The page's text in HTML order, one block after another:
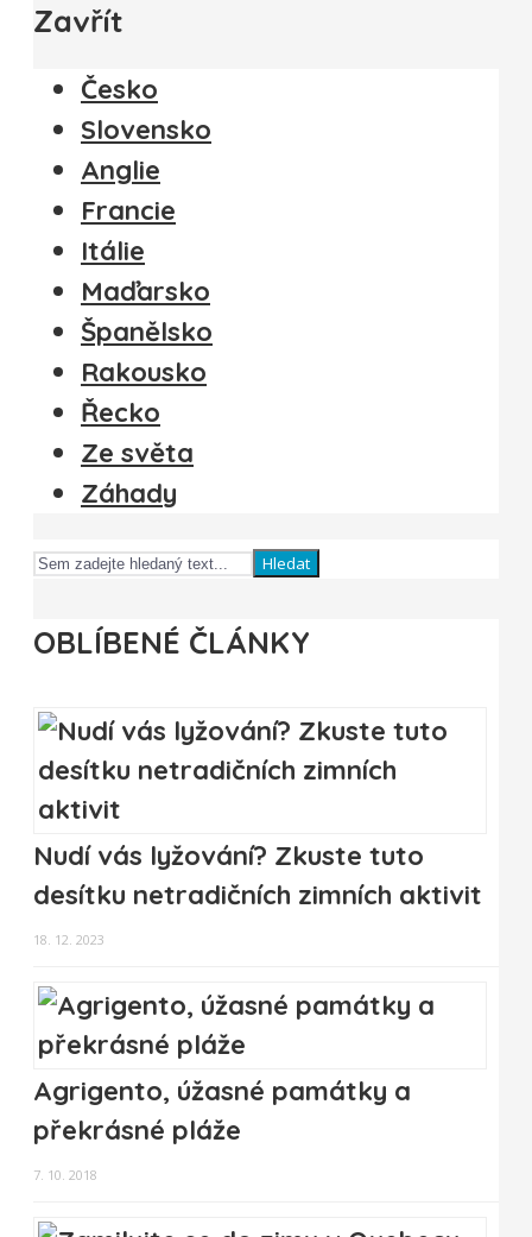
Zavřít
Česko
Slovensko
Anglie
Francie
Itálie
Maďarsko
Španělsko
Rakousko
Řecko
Ze světa
Záhady
Hledat
OBLÍBENÉ ČLÁNKY
Nudí vás lyžování? Zkuste tuto
desítku netradičních zimních aktivit
18. 12. 2023
Agrigento, úžasné památky a
překrásné pláže
7. 10. 2018